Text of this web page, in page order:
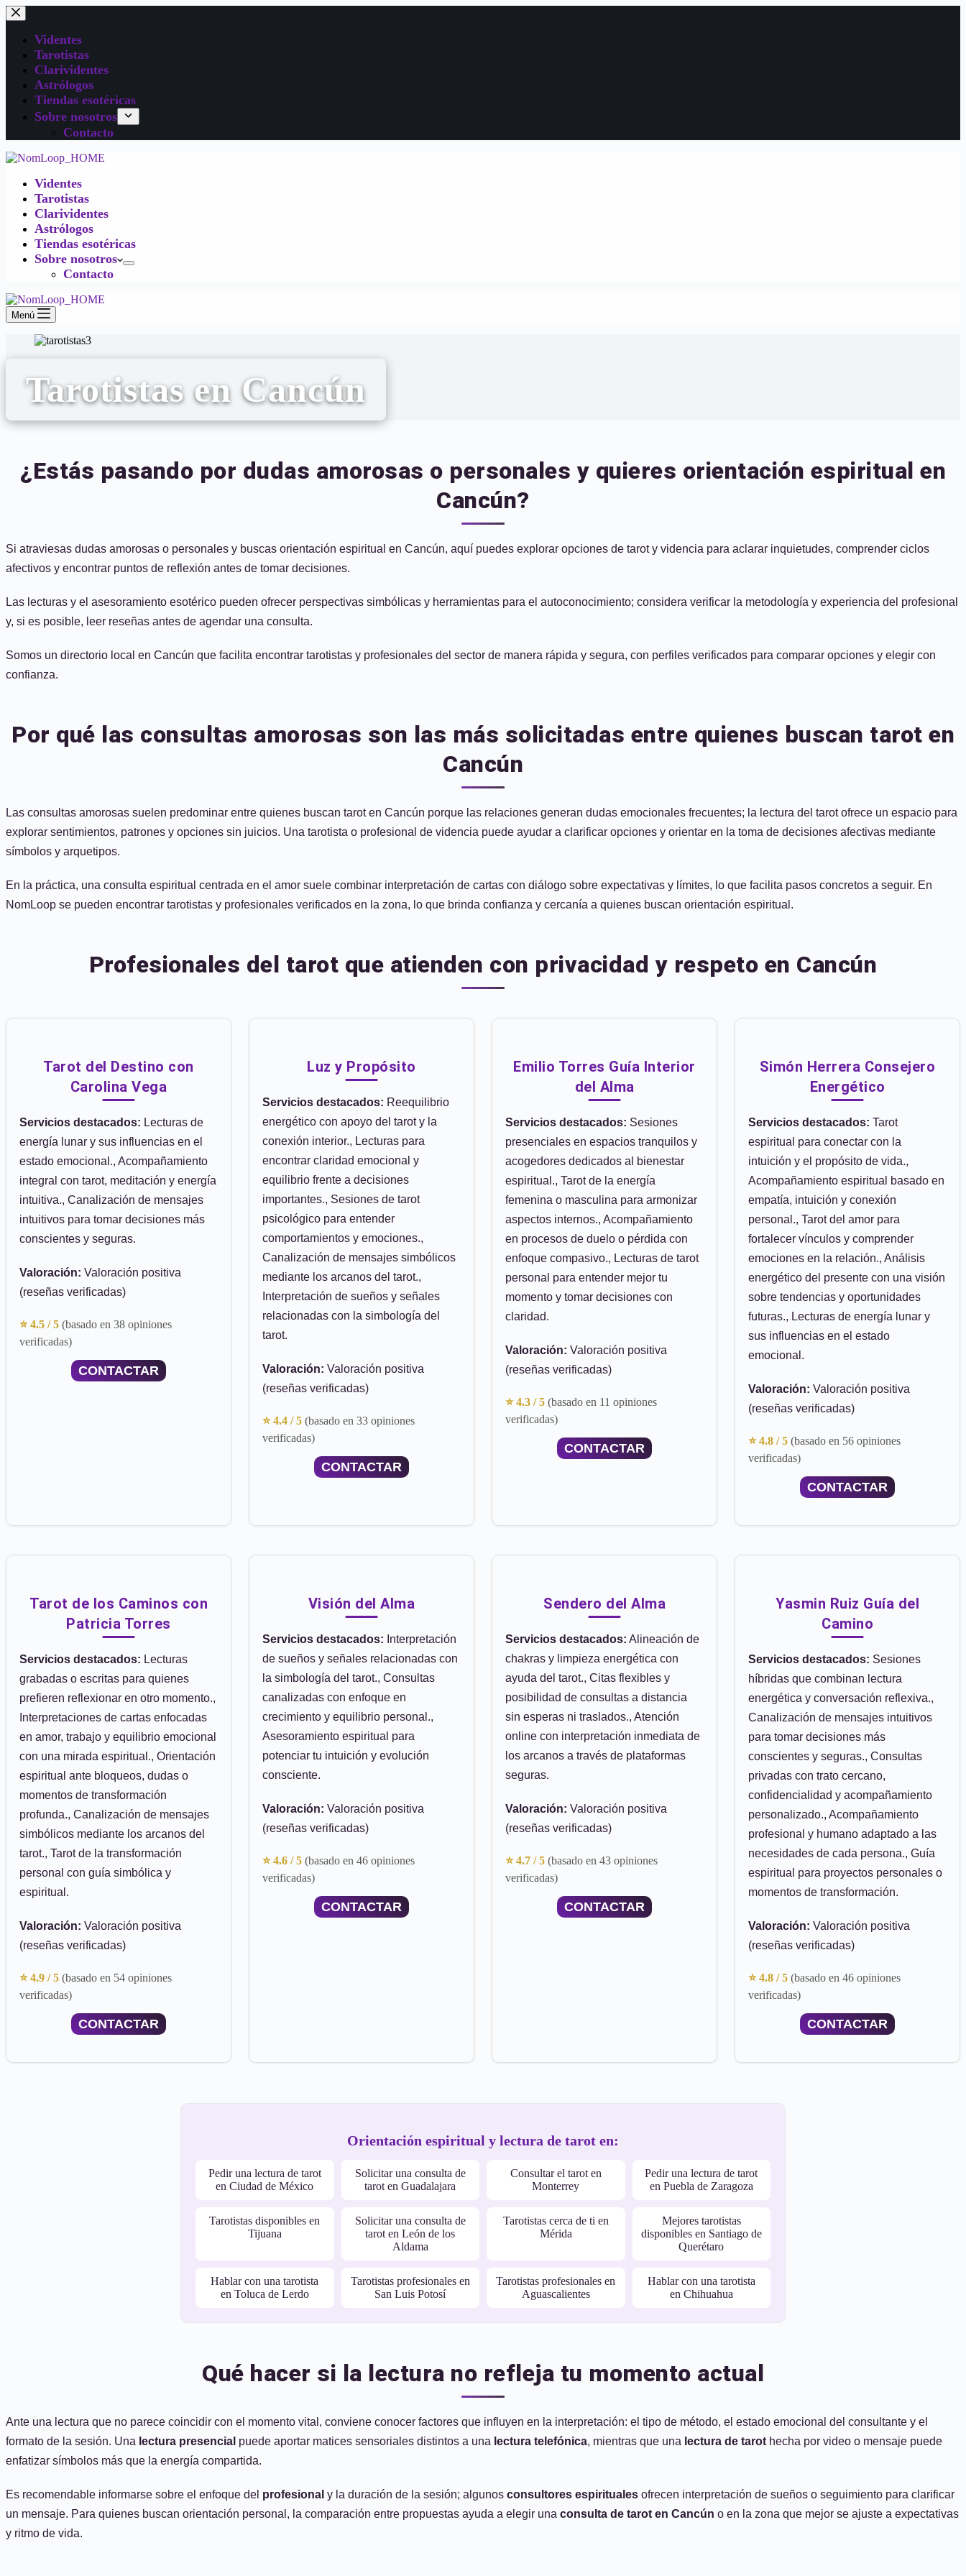
Videntes
Tarotistas
Clarividentes
Astrólogos
Tiendas esotéricas
Sobre nosotros
Contacto
Videntes
Tarotistas
Clarividentes
Astrólogos
Tiendas esotéricas
Sobre nosotros
Contacto
Menú
Tarotistas en Cancún
¿Estás pasando por dudas amorosas o personales y quieres orientación espiritual en
Cancún?
Si atraviesas dudas amorosas o personales y buscas orientación espiritual en Cancún, aquí puedes explorar opciones de tarot y videncia para aclarar inquietudes, comprender ciclos
afectivos y encontrar puntos de reflexión antes de tomar decisiones.
Las lecturas y el asesoramiento esotérico pueden ofrecer perspectivas simbólicas y herramientas para el autoconocimiento; considera verificar la metodología y experiencia del profesional
y, si es posible, leer reseñas antes de agendar una consulta.
Somos un directorio local en Cancún que facilita encontrar tarotistas y profesionales del sector de manera rápida y segura, con perfiles verificados para comparar opciones y elegir con
confianza.
Por qué las consultas amorosas son las más solicitadas entre quienes buscan tarot en
Cancún
Las consultas amorosas suelen predominar entre quienes buscan tarot en Cancún porque las relaciones generan dudas emocionales frecuentes; la lectura del tarot ofrece un espacio para
explorar sentimientos, patrones y opciones sin juicios. Una tarotista o profesional de videncia puede ayudar a clarificar opciones y orientar en la toma de decisiones afectivas mediante
símbolos y arquetipos.
En la práctica, una consulta espiritual centrada en el amor suele combinar interpretación de cartas con diálogo sobre expectativas y límites, lo que facilita pasos concretos a seguir. En
NomLoop se pueden encontrar tarotistas y profesionales verificados en la zona, lo que brinda confianza y cercanía a quienes buscan orientación espiritual.
Profesionales del tarot que atienden con privacidad y respeto en Cancún
Tarot del Destino con
Carolina Vega
Servicios destacados: Lecturas de
energía lunar y sus influencias en el
estado emocional., Acompañamiento
integral con tarot, meditación y energía
intuitiva., Canalización de mensajes
intuitivos para tomar decisiones más
conscientes y seguras.
Valoración: Valoración positiva
(reseñas verificadas)
⭐ 4.5 / 5 (basado en 38 opiniones
verificadas)
CONTACTAR
Luz y Propósito
Servicios destacados: Reequilibrio
energético con apoyo del tarot y la
conexión interior., Lecturas para
encontrar claridad emocional y
equilibrio frente a decisiones
importantes., Sesiones de tarot
psicológico para entender
comportamientos y emociones.,
Canalización de mensajes simbólicos
mediante los arcanos del tarot.,
Interpretación de sueños y señales
relacionadas con la simbología del
tarot.
Valoración: Valoración positiva
(reseñas verificadas)
⭐ 4.4 / 5 (basado en 33 opiniones
verificadas)
CONTACTAR
Emilio Torres Guía Interior
del Alma
Servicios destacados: Sesiones
presenciales en espacios tranquilos y
acogedores dedicados al bienestar
espiritual., Tarot de la energía
femenina o masculina para armonizar
aspectos internos., Acompañamiento
en procesos de duelo o pérdida con
enfoque compasivo., Lecturas de tarot
personal para entender mejor tu
momento y tomar decisiones con
claridad.
Valoración: Valoración positiva
(reseñas verificadas)
⭐ 4.3 / 5 (basado en 11 opiniones
verificadas)
CONTACTAR
Simón Herrera Consejero
Energético
Servicios destacados: Tarot
espiritual para conectar con la
intuición y el propósito de vida.,
Acompañamiento espiritual basado en
empatía, intuición y conexión
personal., Tarot del amor para
fortalecer vínculos y comprender
emociones en la relación., Análisis
energético del presente con una visión
sobre tendencias y oportunidades
futuras., Lecturas de energía lunar y
sus influencias en el estado
emocional.
Valoración: Valoración positiva
(reseñas verificadas)
⭐ 4.8 / 5 (basado en 56 opiniones
verificadas)
CONTACTAR
Tarot de los Caminos con
Patricia Torres
Servicios destacados: Lecturas
grabadas o escritas para quienes
prefieren reflexionar en otro momento.,
Interpretaciones de cartas enfocadas
en amor, trabajo y equilibrio emocional
con una mirada espiritual., Orientación
espiritual ante bloqueos, dudas o
momentos de transformación
profunda., Canalización de mensajes
simbólicos mediante los arcanos del
tarot., Tarot de la transformación
personal con guía simbólica y
espiritual.
Valoración: Valoración positiva
(reseñas verificadas)
⭐ 4.9 / 5 (basado en 54 opiniones
verificadas)
CONTACTAR
Visión del Alma
Servicios destacados: Interpretación
de sueños y señales relacionadas con
la simbología del tarot., Consultas
canalizadas con enfoque en
crecimiento y equilibrio personal.,
Asesoramiento espiritual para
potenciar tu intuición y evolución
consciente.
Valoración: Valoración positiva
(reseñas verificadas)
⭐ 4.6 / 5 (basado en 46 opiniones
verificadas)
CONTACTAR
Sendero del Alma
Servicios destacados: Alineación de
chakras y limpieza energética con
ayuda del tarot., Citas flexibles y
posibilidad de consultas a distancia
sin esperas ni traslados., Atención
online con interpretación inmediata de
los arcanos a través de plataformas
seguras.
Valoración: Valoración positiva
(reseñas verificadas)
⭐ 4.7 / 5 (basado en 43 opiniones
verificadas)
CONTACTAR
Yasmin Ruiz Guía del
Camino
Servicios destacados: Sesiones
híbridas que combinan lectura
energética y conversación reflexiva.,
Canalización de mensajes intuitivos
para tomar decisiones más
conscientes y seguras., Consultas
privadas con trato cercano,
confidencialidad y acompañamiento
personalizado., Acompañamiento
profesional y humano adaptado a las
necesidades de cada persona., Guía
espiritual para proyectos personales o
momentos de transformación.
Valoración: Valoración positiva
(reseñas verificadas)
⭐ 4.8 / 5 (basado en 46 opiniones
verificadas)
CONTACTAR
Orientación espiritual y lectura de tarot en:
Pedir una lectura de tarot
en Ciudad de México
Solicitar una consulta de
tarot en Guadalajara
Consultar el tarot en
Monterrey
Pedir una lectura de tarot
en Puebla de Zaragoza
Tarotistas disponibles en
Tijuana
Solicitar una consulta de
tarot en León de los
Aldama
Tarotistas cerca de ti en
Mérida
Mejores tarotistas
disponibles en Santiago de
Querétaro
Hablar con una tarotista
en Toluca de Lerdo
Tarotistas profesionales en
San Luis Potosí
Tarotistas profesionales en
Aguascalientes
Hablar con una tarotista
en Chihuahua
Qué hacer si la lectura no refleja tu momento actual
Ante una lectura que no parece coincidir con el momento vital, conviene conocer factores que influyen en la interpretación: el tipo de método, el estado emocional del consultante y el
formato de la sesión. Una lectura presencial puede aportar matices sensoriales distintos a una lectura telefónica, mientras que una lectura de tarot hecha por video o mensaje puede
enfatizar símbolos más que la energía compartida.
Es recomendable informarse sobre el enfoque del profesional y la duración de la sesión; algunos consultores espirituales ofrecen interpretación de sueños o seguimiento para clarificar
un mensaje. Para quienes buscan orientación personal, la comparación entre propuestas ayuda a elegir una consulta de tarot en Cancún o en la zona que mejor se ajuste a expectativas
y ritmo de vida.